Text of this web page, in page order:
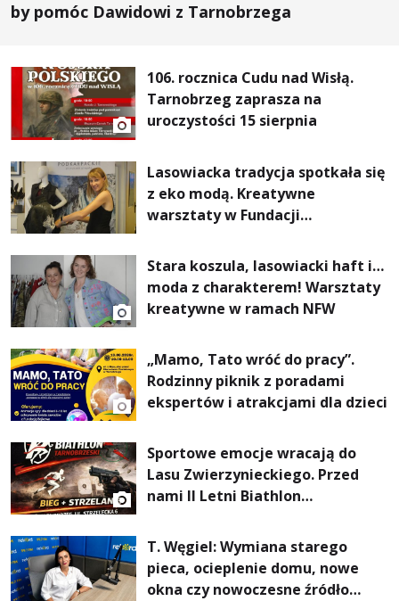
by pomóc Dawidowi z Tarnobrzega
106. rocznica Cudu nad Wisłą.
Tarnobrzeg zaprasza na
uroczystości 15 sierpnia
Lasowiacka tradycja spotkała się
z eko modą. Kreatywne
warsztaty w Fundacji
Stara koszula, lasowiacki haft i…
moda z charakterem! Warsztaty
kreatywne w ramach NFW
„Mamo, Tato wróć do pracy”.
Rodzinny piknik z poradami
ekspertów i atrakcjami dla dzieci
Sportowe emocje wracają do
Lasu Zwierzynieckiego. Przed
nami II Letni Biathlon
T. Węgiel: Wymiana starego
pieca, ocieplenie domu, nowe
okna czy nowoczesne źródło